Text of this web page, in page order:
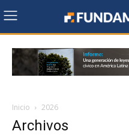
Inicio 2026
Archivos